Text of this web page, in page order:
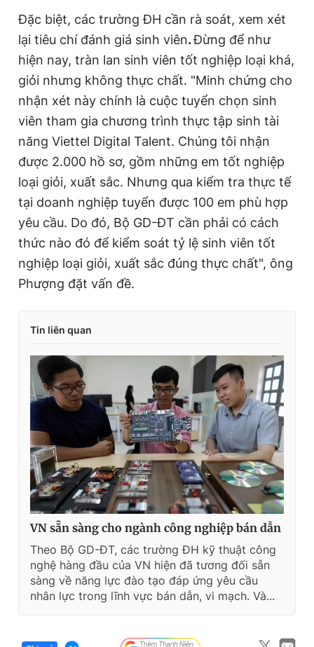
Đặc biệt, các trường ĐH cần rà soát, xem xét
lại tiêu chí đánh giá sinh viên.Đừng để như
hiện nay, tràn lan sinh viên tốt nghiệp loại khá,
giỏi nhưng không thực chất. "Minh chứng cho
nhận xét này chính là cuộc tuyển chọn sinh
viên tham gia chương trình thực tập sinh tài
năng Viettel Digital Talent. Chúng tôi nhận
được 2.000 hồ sơ, gồm những em tốt nghiệp
loại giỏi, xuất sắc. Nhưng qua kiểm tra thực tế
tại doanh nghiệp tuyển được 100 em phù hợp
yêu cầu. Do đó, Bộ GD-ĐT cần phải có cách
thức nào đó để kiểm soát tỷ lệ sinh viên tốt
nghiệp loại giỏi, xuất sắc đúng thực chất", ông
Phượng đặt vấn đề.
Tin liên quan
VN sẵn sàng cho ngành công nghiệp bán dẫn
Theo Bộ GD-ĐT, các trường ĐH kỹ thuật công
nghệ hàng đầu của VN hiện đã tương đối sẵn
sàng về năng lực đào tạo đáp ứng yêu cầu
nhân lực trong lĩnh vực bán dẫn, vi mạch. Và...